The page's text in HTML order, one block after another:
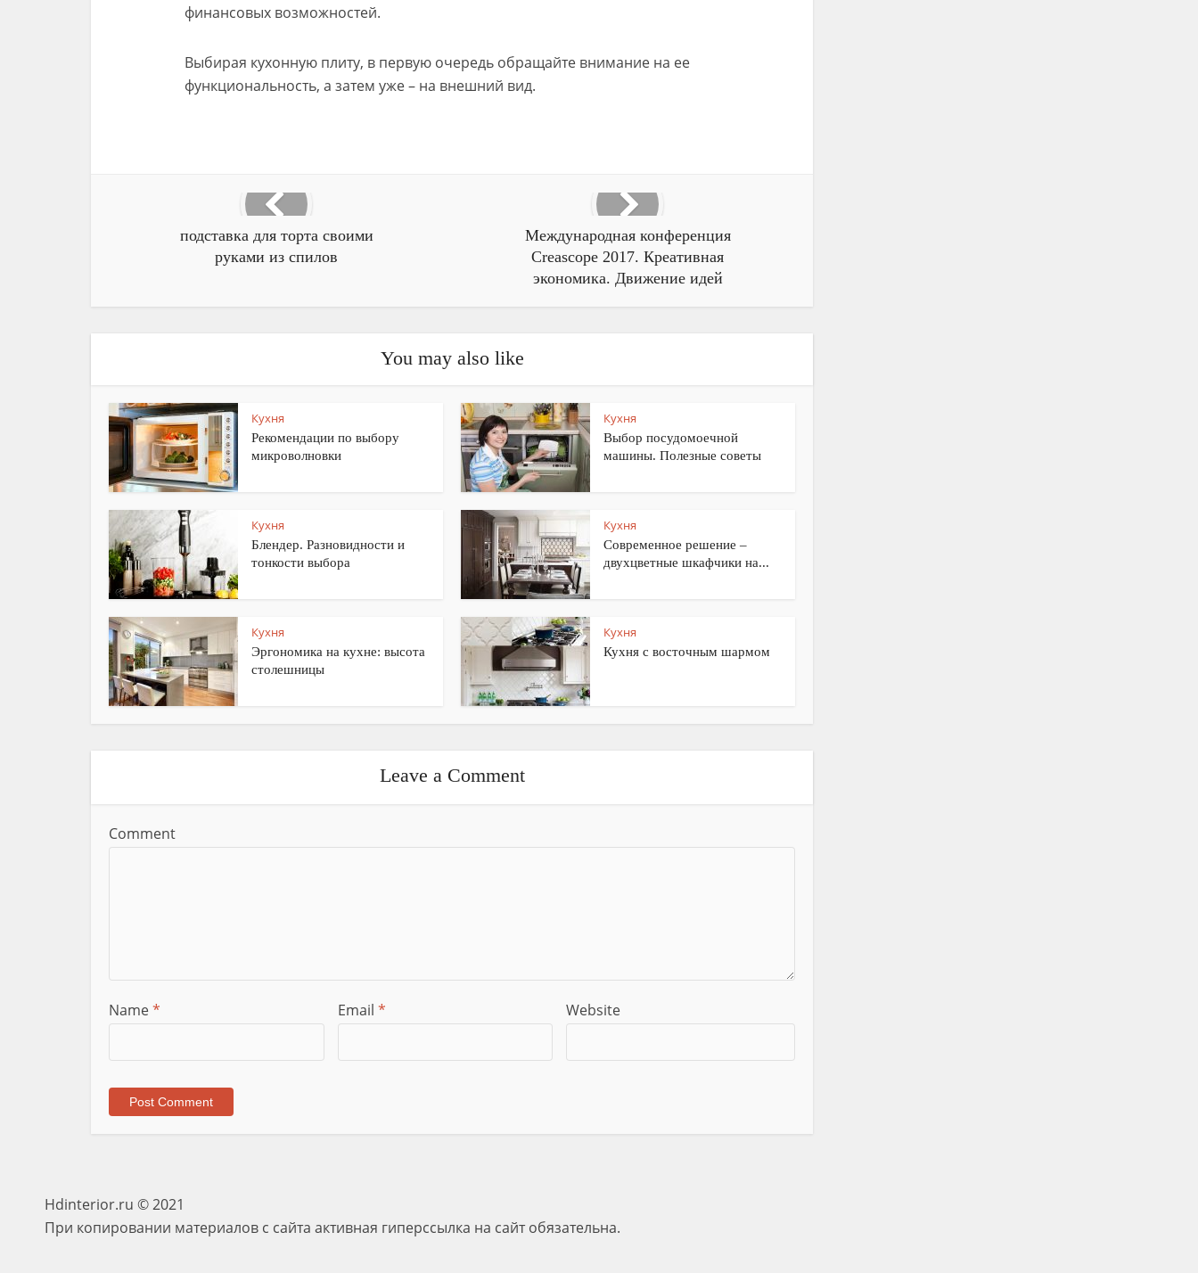
финансовых возможностей.
Выбирая кухонную плиту, в первую очередь обращайте внимание на ее
функциональность, а затем уже – на внешний вид.
подставка для торта своими
руками из спилов
Международная конференция
Creascope 2017. Креативная
экономика. Движение идей
You may also like
Кухня
Рекомендации по выбору
микроволновки
Кухня
Выбор посудомоечной
машины. Полезные советы
Кухня
Блендер. Разновидности и
тонкости выбора
Кухня
Современное решение –
двухцветные шкафчики на...
Кухня
Эргономика на кухне: высота
столешницы
Кухня
Кухня с восточным шармом
Leave a Comment
Comment
Name* Email * Website
Hdinterior.ru © 2021
При копировании материалов с сайта активная гиперссылка на сайт обязательна.